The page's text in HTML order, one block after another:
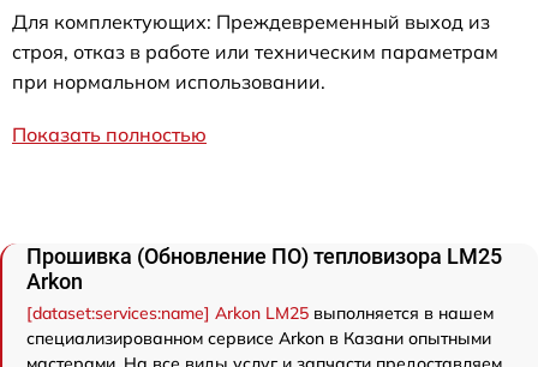
Для комплектующих: Преждевременный выход из
строя, отказ в работе или техническим параметрам
при нормальном использовании.
Показать полностью
Прошивка (Обновление ПО) тепловизора LM25
Arkon
[dataset:services:name] Arkon LM25 выполняется в нашем
специализированном сервисе Arkon в Казани опытными